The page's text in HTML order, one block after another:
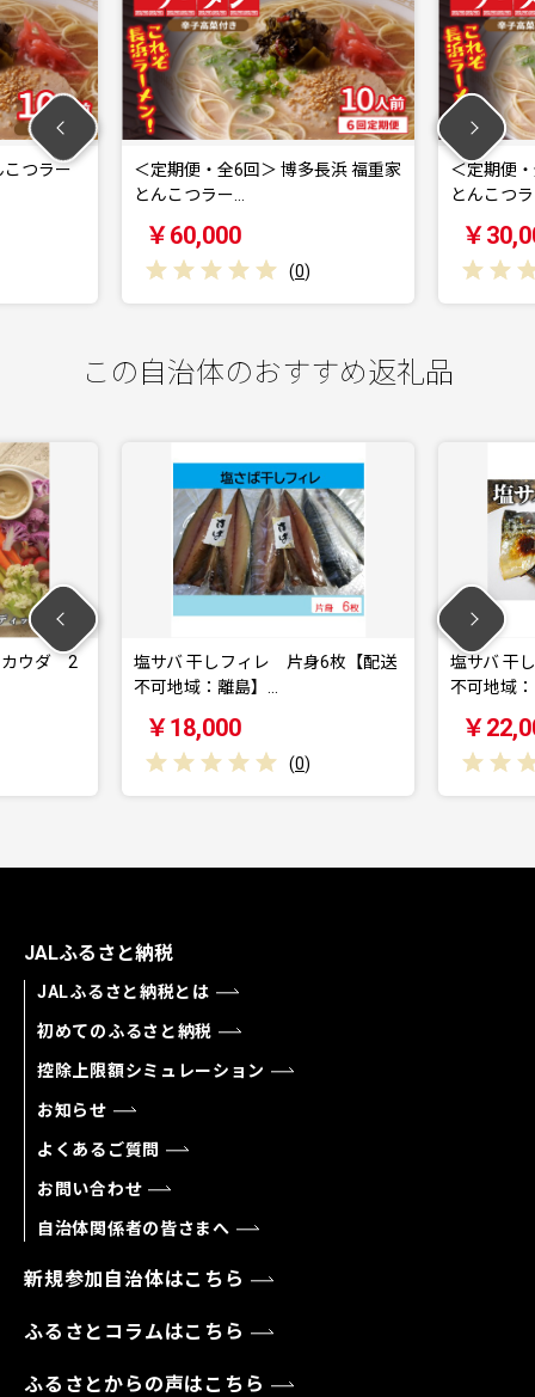
＜定期便・全6回＞ 博多長浜 福重家
とんこつラー…
￥60,000
( 0)
＜定期便・全3回＞
とんこつラー…
￥30,000
この自治体のおすすめ返礼品
ダ 2
塩サバ 干しフィレ 片身6枚【配送
不可地域：離島】…
￥18,000
(0
塩サバ 干し
不可地域：
￥22,000
JALふるさと納税
JALふるさと納税とは
初めてのふるさと納税
控除上限額シミュレーション
お知らせ
よくあるご質問
お問い合わせ
自治体関係者の皆さまへ
新規参加自治体はこちら
ふるさとコラムはこちら
ふるさとからの声はこちら